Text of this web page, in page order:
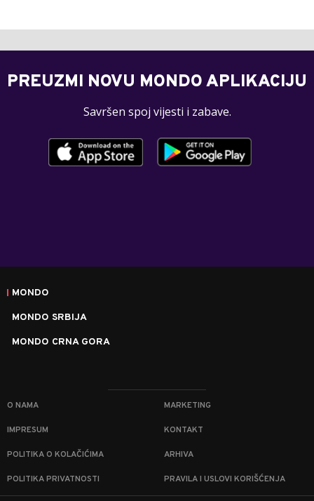
PREUZMI NOVU MONDO APLIKACIJU
Savršen spoj vijesti i zabave.
MONDO
MONDO SRBIJA
MONDO CRNA GORA
O NAMA MARKETING
IMPRESUM KONTAKT
POLITIKA O KOLAČIĆIMA ARHIVA
POLITIKA PRIVATNOSTI PRAVILA I USLOVI KORIŠĆENJA